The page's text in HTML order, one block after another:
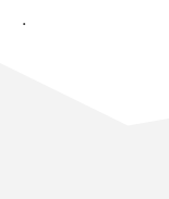
.